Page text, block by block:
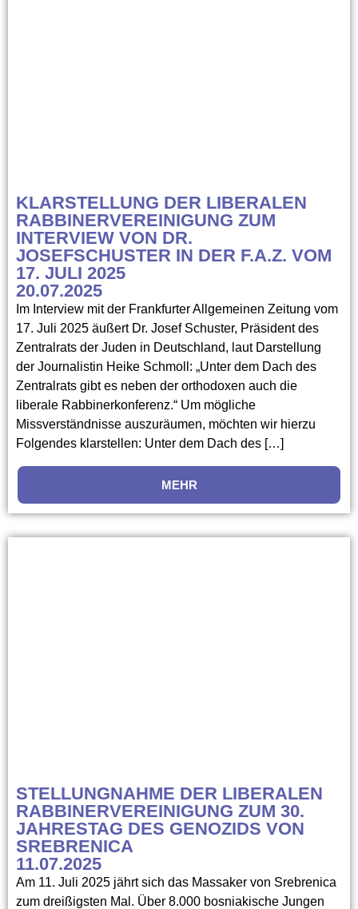
KLARSTELLUNG DER LIBERALEN
RABBINERVEREINIGUNG ZUM
INTERVIEW VON DR.
JOSEFSCHUSTER IN DER F.A.Z. VOM
17. JULI 2025
20.07.2025
Im Interview mit der Frankfurter Allgemeinen Zeitung vom
17. Juli 2025 äußert Dr. Josef Schuster, Präsident des
Zentralrats der Juden in Deutschland, laut Darstellung
der Journalistin Heike Schmoll: „Unter dem Dach des
Zentralrats gibt es neben der orthodoxen auch die
liberale Rabbinerkonferenz.“ Um mögliche
Missverständnisse auszuräumen, möchten wir hierzu
Folgendes klarstellen: Unter dem Dach des […]
MEHR
STELLUNGNAHME DER LIBERALEN
RABBINERVEREINIGUNG ZUM 30.
JAHRESTAG DES GENOZIDS VON
SREBRENICA
11.07.2025
Am 11. Juli 2025 jährt sich das Massaker von Srebrenica
zum dreißigsten Mal. Über 8.000 bosniakische Jungen